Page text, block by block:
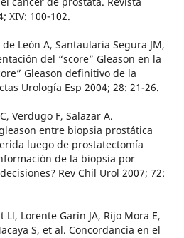
XIV: 100-102.
León A, Santaularia Segura JM,
del “score” Gleason en la
Gleason definitivo de la
Urología Esp 2004; 28: 21-26.
Verdugo F, Salazar A.
entre biopsia prostática
luego de prostatectomía
de la biopsia por
Rev Chil Urol 2007; 72:
Ll, Lorente Garín JA, Rijo Mora E,
S, et al. Concordancia en el